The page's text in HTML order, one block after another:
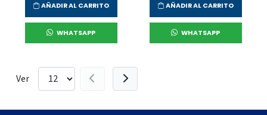
AÑADIR AL CARRITO
WHATSAPP
AÑADIR AL CARRITO
WHATSAPP
Ver